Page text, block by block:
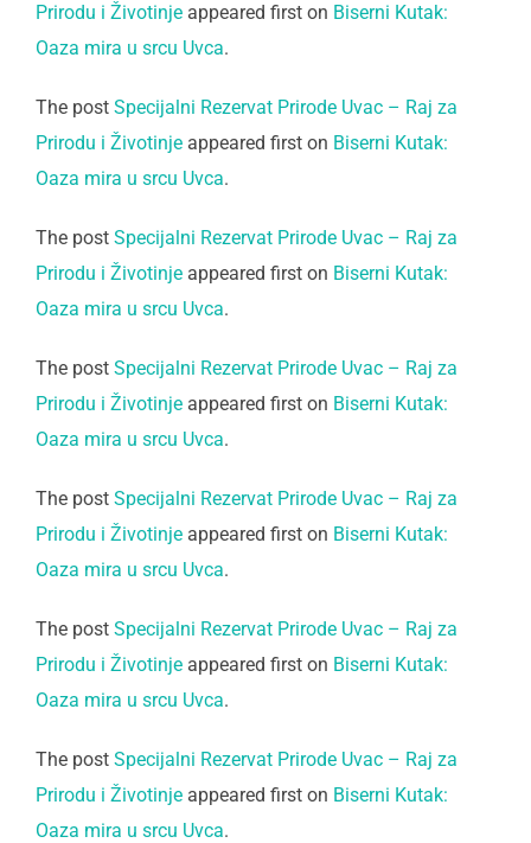
Prirodu i Životinje appeared first on Biserni Kutak:
Oaza mira u srcu Uvca.
The post Specijalni Rezervat Prirode Uvac – Raj za
Prirodu i Životinje appeared first on Biserni Kutak:
Oaza mira u srcu Uvca.
The post Specijalni Rezervat Prirode Uvac – Raj za
Prirodu i Životinje appeared first on Biserni Kutak:
Oaza mira u srcu Uvca.
The post Specijalni Rezervat Prirode Uvac – Raj za
Prirodu i Životinje appeared first on Biserni Kutak:
Oaza mira u srcu Uvca.
The post Specijalni Rezervat Prirode Uvac – Raj za
Prirodu i Životinje appeared first on Biserni Kutak:
Oaza mira u srcu Uvca.
The post Specijalni Rezervat Prirode Uvac – Raj za
Prirodu i Životinje appeared first on Biserni Kutak:
Oaza mira u srcu Uvca.
The post Specijalni Rezervat Prirode Uvac – Raj za
Prirodu i Životinje appeared first on Biserni Kutak:
Oaza mira u srcu Uvca.